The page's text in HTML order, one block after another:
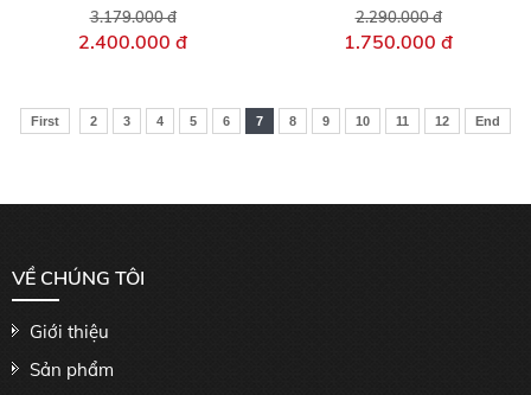
3.179.000 đ
2.400.000 đ
2.290.000 đ
1.750.000 đ
First 2 3 4 5 6 7 8 9 10 11 12 End
VỀ CHÚNG TÔI
Giới thiệu
Sản phẩm